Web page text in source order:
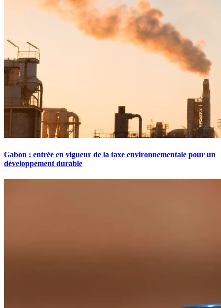
Gabon : entrée en vigueur de la taxe environnementale pour un
développement durable